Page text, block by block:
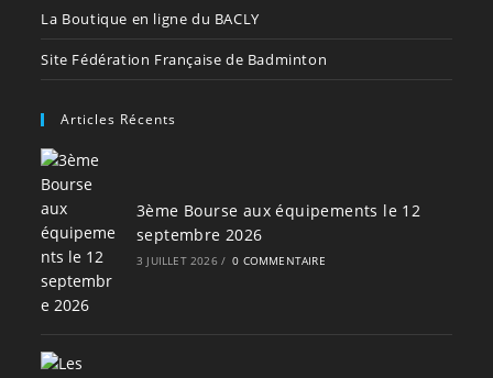
La Boutique en ligne du BACLY
Site Fédération Française de Badminton
Articles Récents
3ème Bourse aux équipements le 12
septembre 2026
3 JUILLET 2026 / 0 COMMENTAIRE